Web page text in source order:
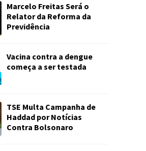
Marcelo Freitas Será o
Relator da Reforma da
Previdência
Vacina contra a dengue
começa a ser testada
TSE Multa Campanha de
Haddad por Notícias
Contra Bolsonaro